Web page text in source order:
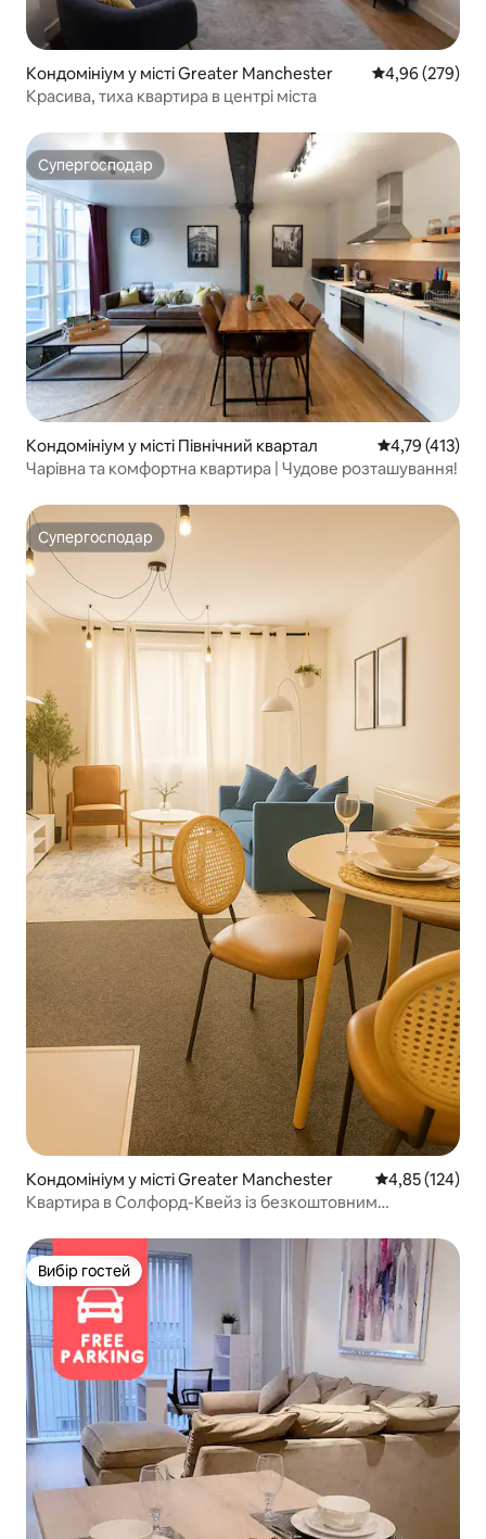
Кондомініум у місті Greater Manchester Середня
4,96 (279)
Красива, тиха квартира в центрі міста
Супергосподар
Супергосподар
Кондомініум у місті Північний квартал Середня
4,79 (413)
Чарівна та комфортна квартира | Чудове розташування!
Супергосподар
Супергосподар
Кондомініум у місті Greater Manchester Середня
4,85 (124)
Квартира в Солфорд-Квейз із безкоштовним
Вибір гостей
Вибір гостей